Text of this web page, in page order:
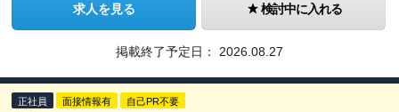
求人を見る 検討中に入れる
掲載終了予定日： 2026.08.27
正社員 面接情報有 自己PR不要